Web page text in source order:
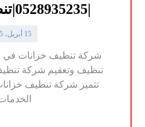
|0528935235|تنظيف وتعقيم
15 أبريل، 2025
تنظيف وتعقيم شركة
تتميز شركة تنظيف